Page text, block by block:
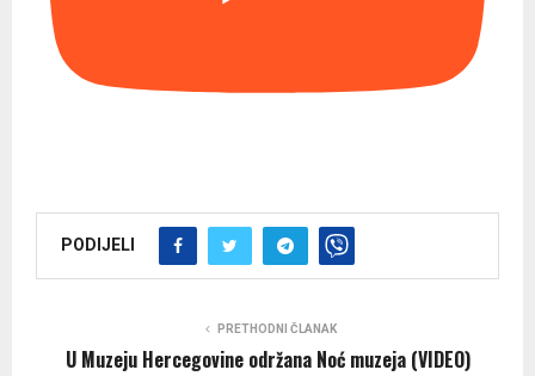
PODIJELI
PRETHODNI ČLANAK
U Muzeju Hercegovine održana Noć muzeja (VIDEO)